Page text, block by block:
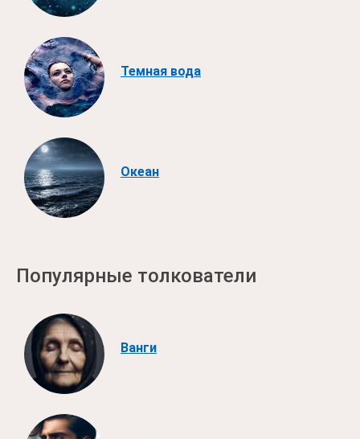
Темная вода
Океан
Популярные толкователи
Ванги